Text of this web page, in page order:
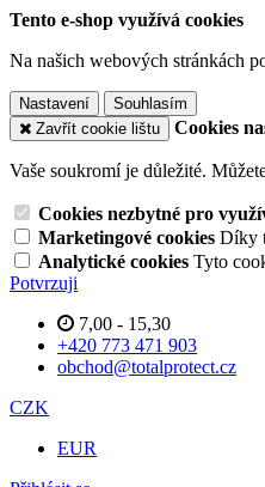
Tento e-shop využívá cookies
Na našich webových stránkách
Nastavení
Souhlasím
Zavřít cookie lištu
Cookies
Vaše soukromí je důležité.
Cookies nezbytné pro
Marketingové cookies Díky
Analytické cookies Tyto
Potvrzuji
7,00 - 15,30
+420 773 471 903
obchod@totalprotect.cz
CZK
EUR